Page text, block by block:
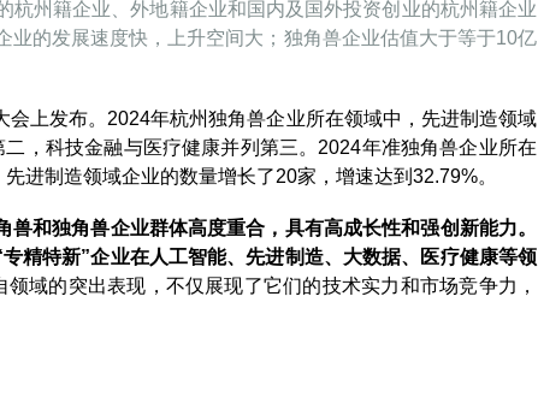
州籍企业、外地籍企业和国内及国外投资创业的杭州籍企业
的发展速度快，上升空间大；独角兽企业估值大于等于10亿
上发布。2024年杭州独角兽企业所在领域中，先进制造领域
，科技金融与医疗健康并列第三。2024年准独角兽企业所在
进制造领域企业的数量增长了20家，增速达到32.79%。
兽和独角兽企业群体高度重合，具有高成长性和强创新能力。
精特新”企业在人工智能、先进制造、大数据、医疗健康等领
领域的突出表现，不仅展现了它们的技术实力和市场竞争力，